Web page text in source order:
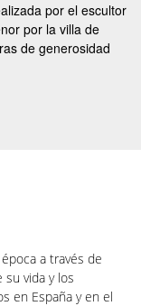
por el escultor
por la villa de
de generosidad
a través de
vida y los
en España y en el